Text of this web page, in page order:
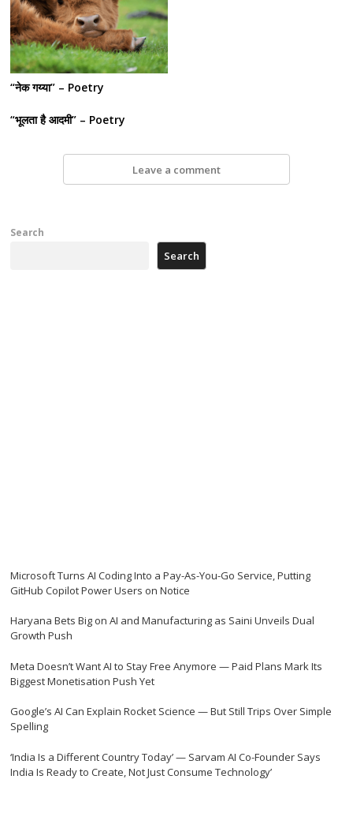
“नेक गय्या” – Poetry
“भूलता है आदमी” – Poetry
Leave a comment
Search
Search
Microsoft Turns AI Coding Into a Pay-As-You-Go Service, Putting
GitHub Copilot Power Users on Notice
Haryana Bets Big on AI and Manufacturing as Saini Unveils Dual
Growth Push
Meta Doesn’t Want AI to Stay Free Anymore — Paid Plans Mark Its
Biggest Monetisation Push Yet
Google’s AI Can Explain Rocket Science — But Still Trips Over Simple
Spelling
‘India Is a Different Country Today’ — Sarvam AI Co-Founder Says
India Is Ready to Create, Not Just Consume Technology’